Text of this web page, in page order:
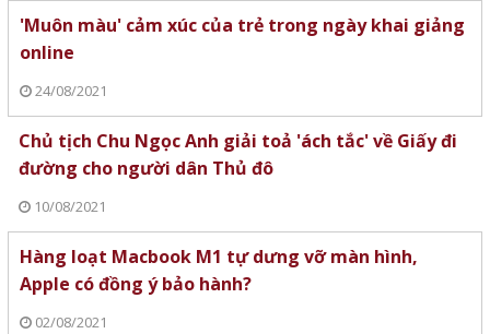
'Muôn màu' cảm xúc của trẻ trong ngày khai giảng
online
24/08/2021
Chủ tịch Chu Ngọc Anh giải toả 'ách tắc' về Giấy đi
đường cho người dân Thủ đô
10/08/2021
Hàng loạt Macbook M1 tự dưng vỡ màn hình,
Apple có đồng ý bảo hành?
02/08/2021